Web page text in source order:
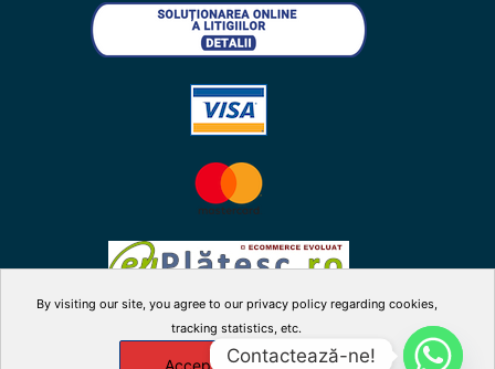
By visiting our site, you agree to our privacy policy regarding cookies,
tracking statistics, etc.
Accepta X
youtubeContactează-ne!